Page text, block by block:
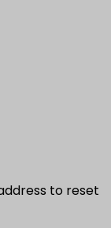
to reset